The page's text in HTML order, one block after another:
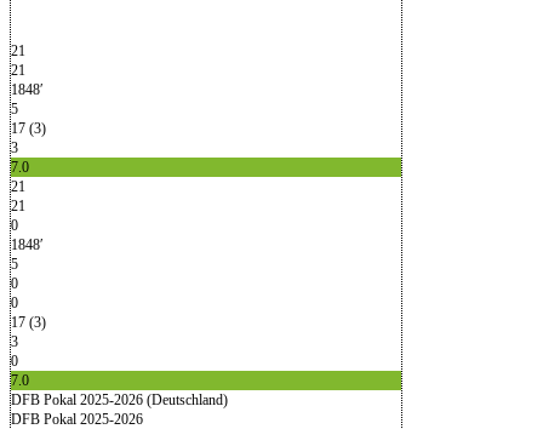
21
21
1848′
5
17 (3)
3
7.0
21
21
0
1848′
5
0
0
17 (3)
3
0
7.0
DFB Pokal 2025-2026 (Deutschland)
DFB Pokal 2025-2026